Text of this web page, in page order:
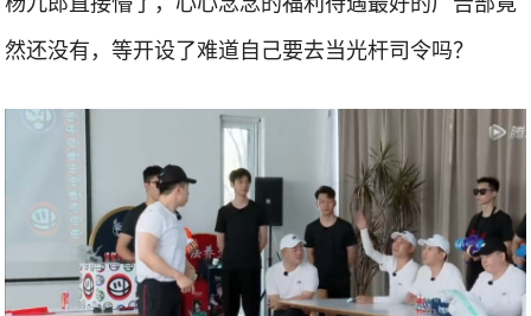
然还没有，等开设了难道自己要去当光杆司令吗？